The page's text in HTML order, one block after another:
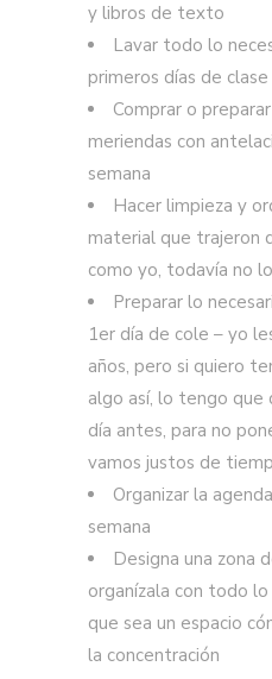
y libros de texto
Lavar todo lo
primeros días de clase
Comprar o
meriendas con
semana
Hacer limpieza y
material que trajeron
como yo, todavía no
Preparar lo
1er día de cole – yo
años, pero si quiero
algo así, lo tengo que
día antes, para no
vamos justos de
Organizar la
semana
Designa una zona
organízala con todo
que sea un espacio
la concentración